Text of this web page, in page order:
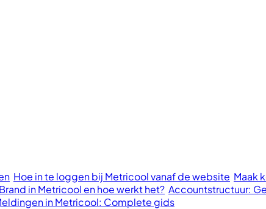
Hoe in te loggen bij Metricool vanaf de website Maak
in Metricool en hoe werkt het? Accountstructuur:
in Metricool: Complete gids